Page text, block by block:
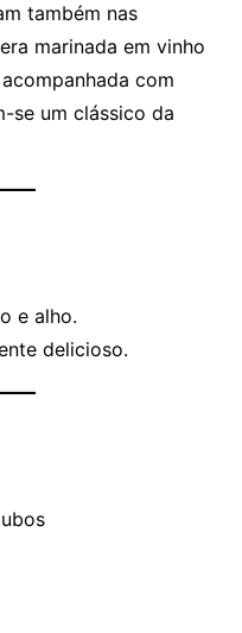
também nas
marinada em vinho
com
se um clássico da
e alho.
delicioso.